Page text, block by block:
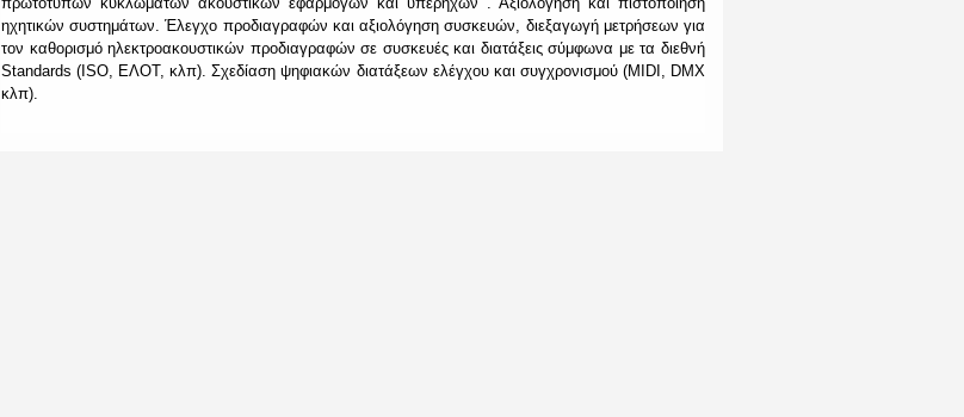
ηχητικών συστημάτων. Έλεγχο προδιαγραφών και αξιολόγηση συσκευών, διεξαγωγή μετρήσεων για
τον καθορισμό ηλεκτροακουστικών προδιαγραφών σε συσκευές και διατάξεις σύμφωνα με τα διεθνή
Standards (ISO, EΛΟΤ, κλπ). Σχεδίαση ψηφιακών διατάξεων ελέγχου και συγχρονισμού (MIDI, DMX
κλπ).